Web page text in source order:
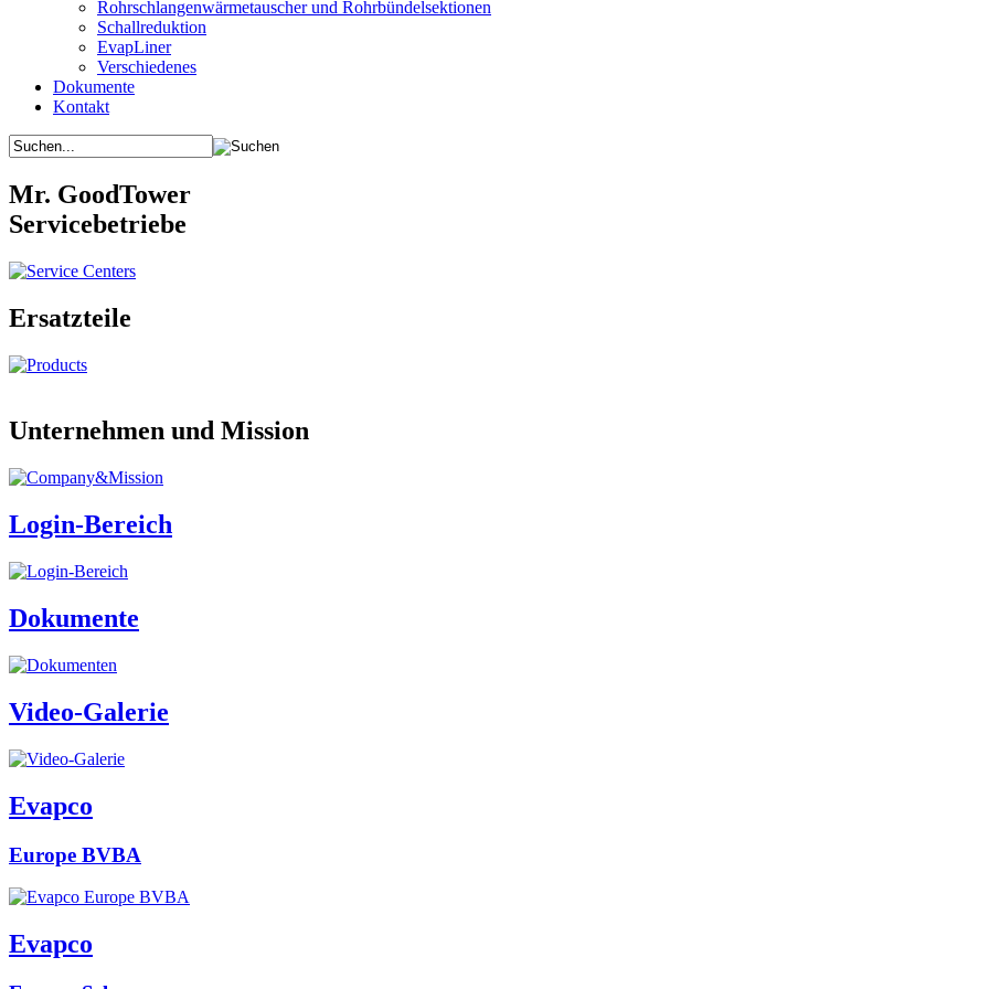
Rohrschlangenwärmetauscher und Rohrbündelsektionen
Schallreduktion
EvapLiner
Verschiedenes
Dokumente
Kontakt
Mr. GoodTower
Servicebetriebe
Ersatzteile
Unternehmen und Mission
Login-Bereich
Dokumente
Video-Galerie
Evapco
Europe BVBA
Evapco